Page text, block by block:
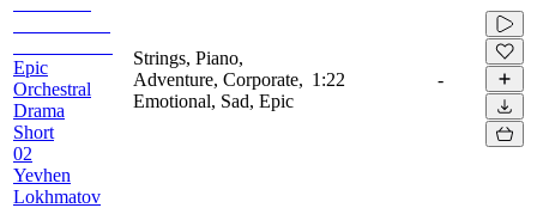
Epic
Orchestral
Drama
Short
02
Yevhen
Lokhmatov
Strings, Piano,
Adventure, Corporate,
Emotional, Sad, Epic
1:22 -